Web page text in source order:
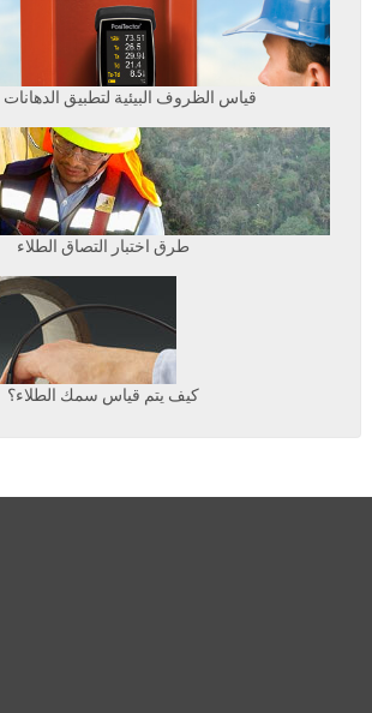
قياس الظروف البيئية لتطبيق الدهانات
طرق اختبار التصاق الطلاء
كيف يتم قياس سمك الطلاء؟